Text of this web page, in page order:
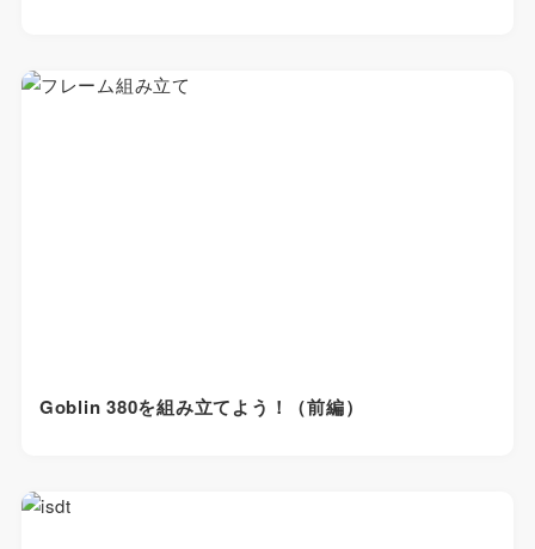
Goblin 380を組み立てよう！（前編）